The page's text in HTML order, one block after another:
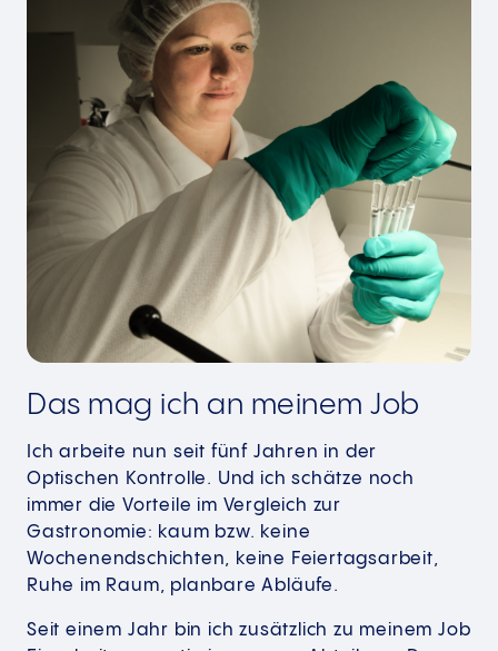
Das mag ich an meinem Job
Ich arbeite nun seit fünf Jahren in der
Optischen Kontrolle. Und ich schätze noch
immer die Vorteile im Vergleich zur
Gastronomie: kaum bzw. keine
Wochenendschichten, keine Feiertagsarbeit,
Ruhe im Raum, planbare Abläufe.
Seit einem Jahr bin ich zusätzlich zu meinem Job